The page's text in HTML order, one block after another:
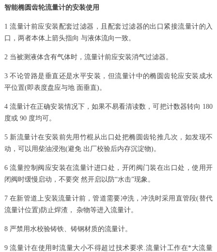
智能椭圆齿轮流量计的安装使用
1 流量计前应安装配套过滤器，且配套过滤器的出口紧接流量计的入
口，两者本体上箭头指向 与液体流向一致。
2 当被测液体含有气体时，流量计前应安装消气过滤器。
3 不论管路是垂直还是水平安装，但流量计中的椭圆齿轮应安装成水
平位置(即表度盘应与地 面垂直)。
4 流量计在正确安装情况下，如果不易看清读数，可把计数器转向 180
度或 90 度均可。
5 新流量计在安装前先用竹棍从出口处把椭圆齿轮推几次，如发现不
动，可以用柴油浸泡(避免 出厂校验后内存沉淀物)。
6 流量控制阀应安装在流量计进口处，开闭阀门装在出口处，使用开
闭阀时缓慢启动，不要突 然开启以防“水击”现象。
7 在新管道上安装流量计前，管道需要冲洗，冲洗时采用直管段(替代
流量计位置)防止焊渣， 杂物等进入流量计。
8 严禁用水校验铸铁、铸钢材质的流量计。
9 流量计在使用时流量大小不得超过技术要求.流量计工作在*大流量